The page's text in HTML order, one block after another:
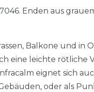
Enden aus
Balkone und in
eine leichte rötliche
eignet sich
oder als